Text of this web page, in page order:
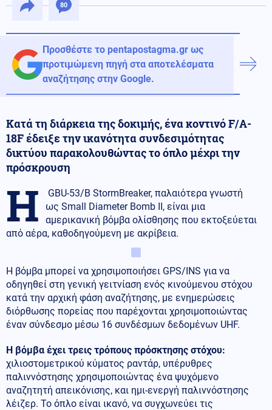
80
Προσθέστε το pentapostagma.gr ως
προτιμώμενη πηγή στα αποτελέσματα
αναζήτησης στην Google.
Κατά τη διάρκεια της δοκιμής, ένα κοντινό F/A-
18F έδειξε την ικανότητα συνδεσιμότητας
δικτύου παρακολουθώντας το όπλο μέχρι την
πρόσκρουση
Η
GBU-53/B StormBreaker, παλαιότερα γνωστή
ως Small Diameter Bomb II, είναι μια
αμερικανική βόμβα ολίσθησης που εκτοξεύεται
από αέρα, καθοδηγούμενη με ακρίβεια.
Η βόμβα μπορεί να χρησιμοποιήσει GPS/INS για να
οδηγηθεί στη γενική γειτνίαση ενός κινούμενου στόχου
κατά την αρχική φάση αναζήτησης, με ενημερώσεις
διόρθωσης πορείας που παρέχονται χρησιμοποιώντας
έναν σύνδεσμο μέσω 16 συνδέσμων δεδομένων UHF.
Η βόμβα έχει τρεις τρόπους πρόσκτησης στόχου:
χιλιοστομετρικού κύματος ραντάρ, υπέρυθρες
παλιννόστησης χρησιμοποιώντας ένα ψυχόμενο
αναζητητή απεικόνισης, και ημι-ενεργή παλιννόστησης
λέιζερ. Το όπλο είναι ικανό, να συγχωνεύει τις